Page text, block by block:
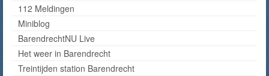
112 Meldingen
Miniblog
BarendrechtNU Live
Het weer in Barendrecht
Treintijden station Barendrecht